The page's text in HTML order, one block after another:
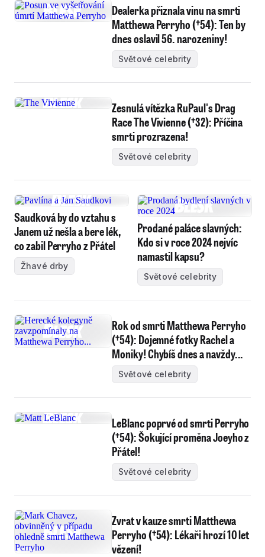
Dealerka přiznala vinu na smrti
Matthewa Perryho (†54): Ten by
dnes oslavil 56. narozeniny!
Světové celebrity
Zesnulá vítězka RuPaul's Drag
Race The Vivienne (†32): Příčina
smrti prozrazena!
Světové celebrity
Saudková by do vztahu s
Janem už nešla a bere lék,
co zabil Perryho z Přátel
Žhavé drby
Prodané paláce slavných:
Kdo si v roce 2024 nejvíc
namastil kapsu?
Světové celebrity
Rok od smrti Matthewa Perryho
(†54): Dojemné fotky Rachel a
Moniky! Chybíš dnes a navždy...
Světové celebrity
LeBlanc poprvé od smrti Perryho
(†54): Šokující proměna Joeyho z
Přátel!
Světové celebrity
Zvrat v kauze smrti Matthewa
Perryho (†54): Lékaři hrozí 10 let
vězení!